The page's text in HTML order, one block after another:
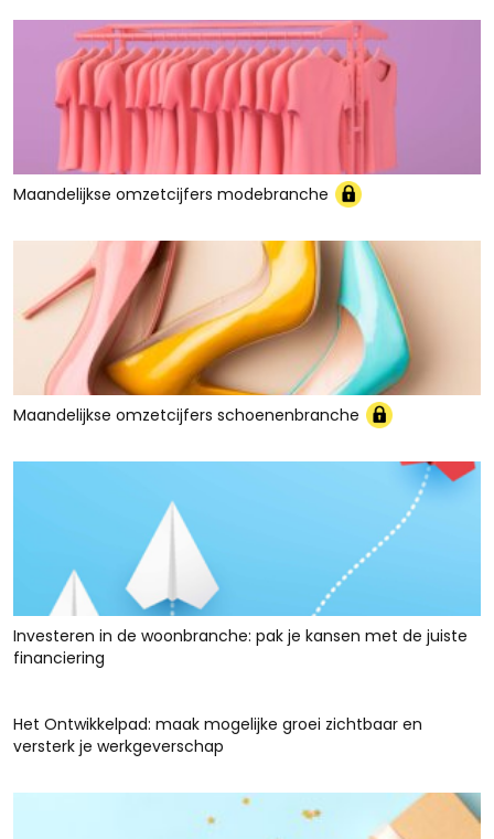
Maandelijkse omzetcijfers modebranche
Maandelijkse omzetcijfers schoenenbranche
Investeren in de woonbranche: pak je kansen met de juiste
financiering
Het Ontwikkelpad: maak mogelijke groei zichtbaar en
versterk je werkgeverschap